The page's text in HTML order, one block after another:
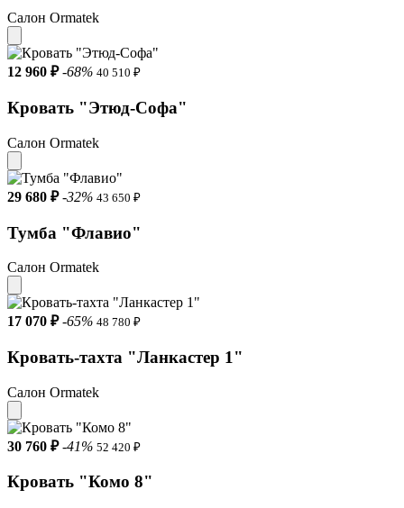
Салон Ormatek
12 960 ₽ -68% 40 510 ₽
Кровать "Этюд-Софа"
Салон Ormatek
29 680 ₽ -32% 43 650 ₽
Тумба "Флавио"
Салон Ormatek
17 070 ₽ -65% 48 780 ₽
Кровать-тахта "Ланкастер 1"
Салон Ormatek
30 760 ₽ -41% 52 420 ₽
Кровать "Комо 8"